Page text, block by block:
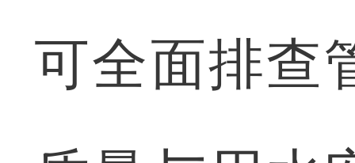
可全面排查